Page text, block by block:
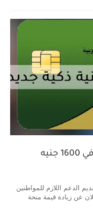
وزارة التموين تعلن عن دعم إضافي 1600 جنيه
الدعم اللازم للمواطنين
عن زيادة قيمة منحة